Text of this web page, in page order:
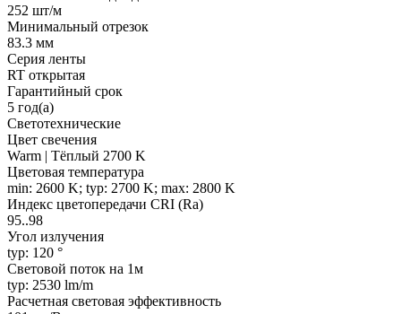
252 шт/м
Минимальный отрезок
83.3 мм
Серия ленты
RT открытая
Гарантийный срок
5 год(а)
Светотехнические
Цвет свечения
Warm | Тёплый 2700 K
Цветовая температура
min: 2600 K; typ: 2700 K; max: 2800 K
Индекс цветопередачи CRI (Ra)
95..98
Угол излучения
typ: 120 °
Световой поток на 1м
typ: 2530 lm/m
Расчетная световая эффективность